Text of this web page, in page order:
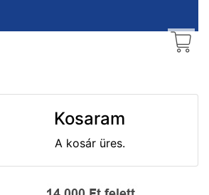
Kosaram
A kosár üres.